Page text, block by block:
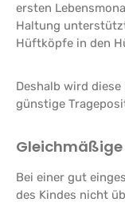
ersten
Haltung
Hüftköpfe in den
Deshalb wird
günstige
Bei einer gut
des Kindes nicht